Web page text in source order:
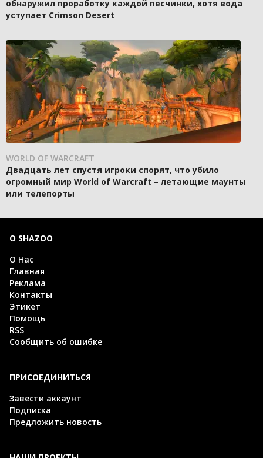
обнаружил проработку каждой песчинки, хотя вода
уступает Crimson Desert
WORLD OF WARCRAFT
Двадцать лет спустя игроки спорят, что убило
огромный мир World of Warcraft – летающие маунты
или телепорты
О SHAZOO
О Нас
Главная
Реклама
Контакты
Этикет
Помощь
RSS
Сообщить об ошибке
ПРИСОЕДИНИТЬСЯ
Завести аккаунт
Подписка
Предложить новость